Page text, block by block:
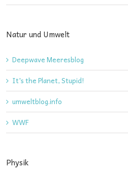
Natur und Umwelt
Deepwave Meeresblog
It's the Planet, Stupid!
umweltblog.info
WWF
Physik